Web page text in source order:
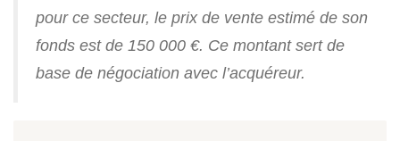
pour ce secteur, le prix de vente estimé de son
fonds est de 150 000 €. Ce montant sert de
base de négociation avec l’acquéreur.